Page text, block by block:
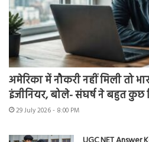
अमेरिका में नौकरी नहीं मिली तो
इंजीनियर, बोले- संघर्ष ने बहुत कुछ
29 July 2026 - 8:00 PM